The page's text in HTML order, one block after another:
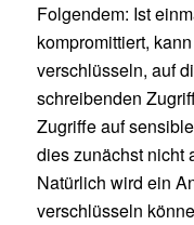
Folgendem: Ist
kompromittiert,
verschlüsseln, auf
schreibenden
Zugriffe auf
dies zunächst nicht
Natürlich wird ein
verschlüsseln